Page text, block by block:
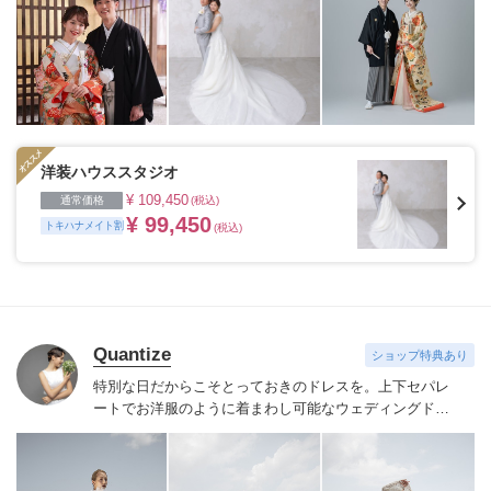
洋装ハウススタジオ
通常価格 ¥ 109,450(税込)
トキハナメイト割 ¥ 99,450(税込)
Quantize ショップ特典あり
特別な日だからこそとっておきのドレスを。 上下セパレ
ートでお洋服のように着まわし可能なウェディングドレ
ス""Mix and Match Dress""を展開しています。